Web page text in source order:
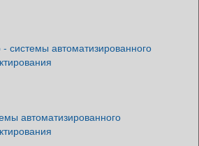
системы автоматизированного
автоматизированного